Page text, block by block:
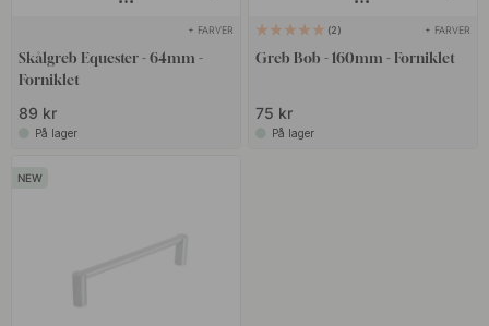
+ FARVER
Skålgreb Equester - 64mm -
Forniklet
89 kr
På lager
2 + FARVER
Greb Bob - 160mm - Forniklet
75 kr
På lager